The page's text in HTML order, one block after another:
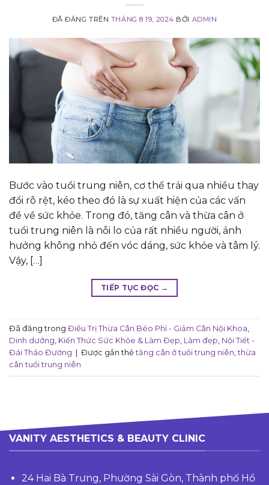
ĐÃ ĐĂNG TRÊN THÁNG 8 19, 2024 BỞI ADMIN
Bước vào tuổi trung niên, cơ thể trải qua nhiều thay
đổi rõ rệt, kéo theo đó là sự xuất hiện của các vấn
đề về sức khỏe. Trong đó, tăng cân và thừa cân ở
tuổi trung niên là nỗi lo của rất nhiều người, ảnh
hưởng không nhỏ đến vóc dáng, sức khỏe và tâm lý.
Vậy, […]
TIẾP TỤC ĐỌC →
Đã đăng trong Điều Trị Thừa Cân Béo Phì - Giảm Cân Nội Khoa,
Dinh dưỡng, Kiến Thức Sức Khỏe & Làm Đẹp, Làm đẹp, Nội Tiết -
Đái Tháo Đường
Được gắn thẻtăng cân ở tuổi trung niên,thừa
cân tuổi trung niên
VANITY AESTHETICS & BEAUTY CLINIC
24 Hai Bà Trưng, Phường Sài Gòn, Thành phố Hồ